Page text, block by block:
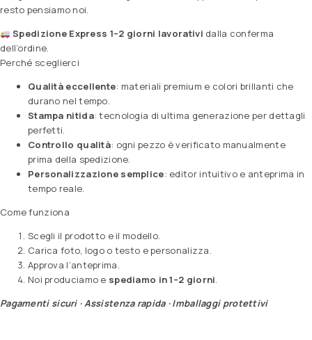
resto pensiamo noi.
Spedizione Express 1–2 giorni lavorativi dalla conferma
dell’ordine.
Perché sceglierci
Qualità eccellente: materiali premium e colori brillanti che
durano nel tempo.
Stampa nitida: tecnologia di ultima generazione per dettagli
perfetti.
Controllo qualità: ogni pezzo è verificato manualmente
prima della spedizione.
Personalizzazione semplice: editor intuitivo e anteprima in
tempo reale.
Come funziona
Scegli il prodotto e il modello.
Carica foto, logo o testo e personalizza.
Approva l’anteprima.
Noi produciamo e spediamo in 1–2 giorni.
Pagamenti sicuri · Assistenza rapida · Imballaggi protettivi